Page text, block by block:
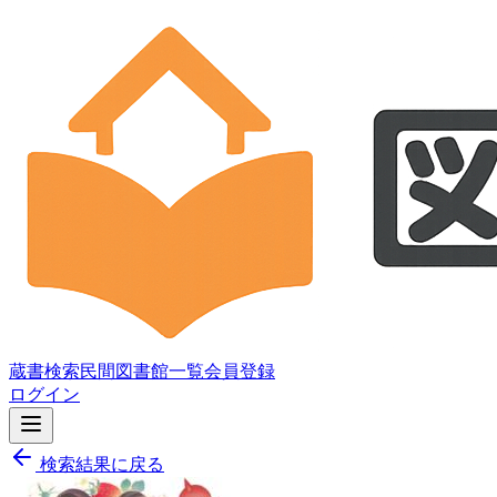
蔵書検索民間図書館一覧会員登録
ログイン
検索結果に戻る